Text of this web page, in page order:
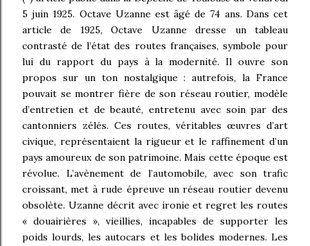
5 juin 1925. Octave Uzanne est âgé de 74 ans. Dans cet
article de 1925, Octave Uzanne dresse un tableau
contrasté de l’état des routes françaises, symbole pour
lui du rapport du pays à la modernité. Il ouvre son
propos sur un ton nostalgique : autrefois, la France
pouvait se montrer fière de son réseau routier, modèle
d’entretien et de beauté, entretenu avec soin par des
cantonniers zélés. Ces routes, véritables œuvres d’art
civique, représentaient la rigueur et le raffinement d’un
pays amoureux de son patrimoine. Mais cette époque est
révolue. L’avènement de l’automobile, avec son trafic
croissant, met à rude épreuve un réseau routier devenu
obsolète. Uzanne décrit avec ironie et regret les routes
« douairières », vieillies, incapables de supporter les
poids lourds, les autocars et les bolides modernes. Les